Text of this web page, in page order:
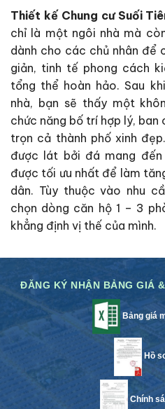
Thiết kế Chung cư Suối
chỉ là một ngôi nhà mà
dành cho các chủ nhân để
giản, tinh tế phong cách
tổng thể hoàn hảo. Sau
nhà, bạn sẽ thấy một
chức năng bố trí hợp lý,
trọn cả thành phố xinh
được lát bởi đá mang
được tối ưu nhất để làm
dân. Tùy thuộc vào nhu
chọn dòng căn hộ 1 – 3
khẳng định vị thế của mình.
ĐĂNG KÝ NHẬN BẢNG GIÁ
Bảng giá
Hồ
Chính